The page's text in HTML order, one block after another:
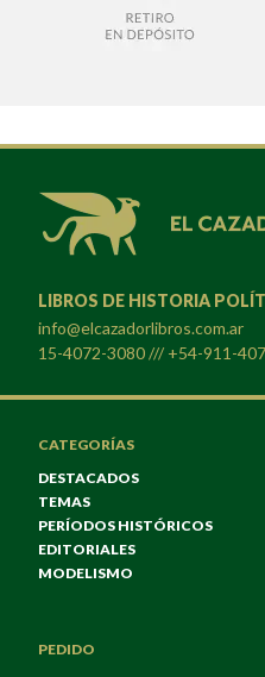
LIBROS DE HISTORIA
info@elcazadorlibros.com.ar
15-4072-3080 /// +54-911-
CATEGORÍAS
DESTACADOS
TEMAS
PERÍODOS HISTÓRICOS
EDITORIALES
MODELISMO
PEDIDO